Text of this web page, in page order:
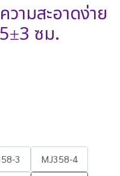
วามสะอาดง่าย
ซม.
3
MJ358-4